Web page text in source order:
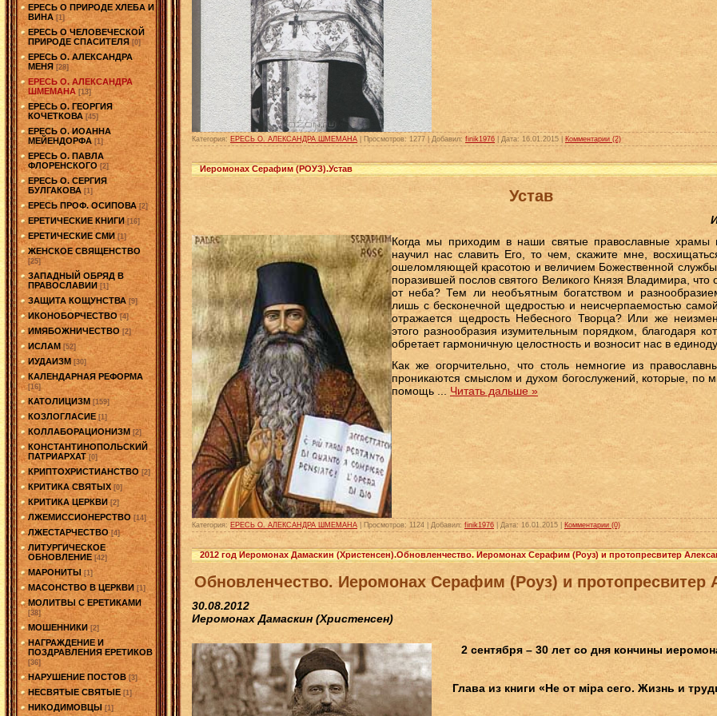
ЕРЕСЬ О ПРИРОДЕ ХЛЕБА И
ВИНА [1]
ЕРЕСЬ О ЧЕЛОВЕЧЕСКОЙ
ПРИРОДЕ СПАСИТЕЛЯ [0]
ЕРЕСЬ О. АЛЕКСАНДРА
МЕНЯ [28]
ЕРЕСЬ О. АЛЕКСАНДРА
ШМЕМАНА [13]
ЕРЕСЬ О. ГЕОРГИЯ
КОЧЕТКОВА [45]
ЕРЕСЬ О. ИОАННА
МЕЙЕНДОРФА [1]
ЕРЕСЬ О. ПАВЛА
ФЛОРЕНСКОГО [2]
ЕРЕСЬ О. СЕРГИЯ
БУЛГАКОВА [1]
ЕРЕСЬ ПРОФ. ОСИПОВА [2]
ЕРЕТИЧЕСКИЕ КНИГИ [16]
ЕРЕТИЧЕСКИЕ СМИ [1]
ЖЕНСКОЕ СВЯЩЕНСТВО
[25]
ЗАПАДНЫЙ ОБРЯД В
ПРАВОСЛАВИИ [1]
ЗАЩИТА КОЩУНСТВА [9]
ИКОНОБОРЧЕСТВО [4]
ИМЯБОЖНИЧЕСТВО [2]
ИСЛАМ [52]
ИУДАИЗМ [30]
КАЛЕНДАРНАЯ РЕФОРМА
[16]
КАТОЛИЦИЗМ [159]
КОЗЛОГЛАСИЕ [1]
КОЛЛАБОРАЦИОНИЗМ [2]
КОНСТАНТИНОПОЛЬСКИЙ
ПАТРИАРХАТ [0]
КРИПТОХРИСТИАНСТВО [2]
КРИТИКА СВЯТЫХ [0]
КРИТИКА ЦЕРКВИ [2]
ЛЖЕМИССИОНЕРСТВО [14]
ЛЖЕСТАРЧЕСТВО [4]
ЛИТУРГИЧЕСКОЕ
ОБНОВЛЕНИЕ [42]
МАРОНИТЫ [1]
МАСОНСТВО В ЦЕРКВИ [1]
МОЛИТВЫ С ЕРЕТИКАМИ
[38]
МОШЕННИКИ [2]
НАГРАЖДЕНИЕ И
ПОЗДРАВЛЕНИЯ ЕРЕТИКОВ
[36]
НАРУШЕНИЕ ПОСТОВ [3]
НЕСВЯТЫЕ СВЯТЫЕ [1]
НИКОДИМОВЦЫ [1]
Категория: ЕРЕСЬ О. АЛЕКСАНДРА ШМЕМАНА Просмотров: 1277 | Добавил: finik1976 Дата: 16.01.2015 Комментарии (2)
Иеромонах Серафим (РОУЗ).Устав
Устав
Когда мы приходим в наши святые православные
научил нас славить Его, то чем, скажите мне,
ошеломляющей красотою и величием Божественной службы,
поразившей послов святого Великого Князя Владимира, что
от неба? Тем ли необъятным богатством и
лишь с бесконечной щедростью и неисчерпаемостью
отражается щедрость Hебесного Творца? Или же
этого разнообразия изумительным порядком, благодаря
обретает гармоничную целостность и возносит нас в
Как же огорчительно, что столь немногие из
проникаются смыслом и духом богослужений, которые, по
помощь
Читать дальше »
Категория: ЕРЕСЬ О. АЛЕКСАНДРА ШМЕМАНА Просмотров: 1124 Добавил: finik1976 Дата: 16.01.2015 Комментарии (0)
2012 год Иеромонах Дамаскин (Христенсен).Обновленчество. Иеромонах Серафим (Роуз) и протопресвитер
Обновленчество. Иеромонах Серафим (Роуз) и
30.08.2012
Иеромонах Дамаскин (Христенсен)
2 сентября – 30 лет со дня кончины
Глава из книги «Не от мiра сего. Жизнь и